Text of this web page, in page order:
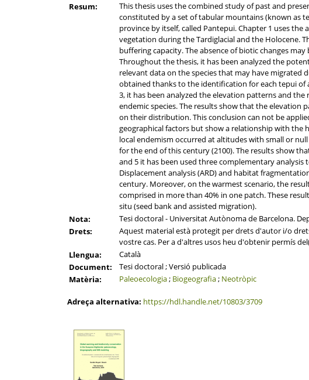
Resum:
This thesis uses the combined study of past and
constituted by a set of tabular mountains (known as
province by itself, called Pantepui. Chapter 1 uses
vegetation during the Tardiglacial and the Holocene.
buffering capacity. The absence of biotic changes
Throughout the thesis, it has been analyzed the
relevant data on the species that may have migrated
obtained thanks to the identification for each tepui of
3, it has been analyzed the elevation patterns and
endemic species. The results show that the
on their distribution. This conclusion can not be
geographical factors but show a relationship with the
local endemism occurred at altitudes with small or
for the end of this century (2100). The results show
and 5 it has been used three complementary analysis
Displacement analysis (ARD) and habitat
century. Moreover, on the warmest scenario, the
comprised in more than 40% in one patch. These
situ (seed bank and assisted migration).
Nota:
Tesi doctoral - Universitat Autònoma de Barcelona.
Drets:
Aquest material està protegit per drets d'autor i/o
vostre cas. Per a d'altres usos heu d'obtenir permís
Llengua:
Català
Document:
Tesi doctoral ; Versió publicada
Matèria:
Paleoecologia; Biogeografia; Neotròpic
Adreça alternativa: https://hdl.handle.net/10803/3709